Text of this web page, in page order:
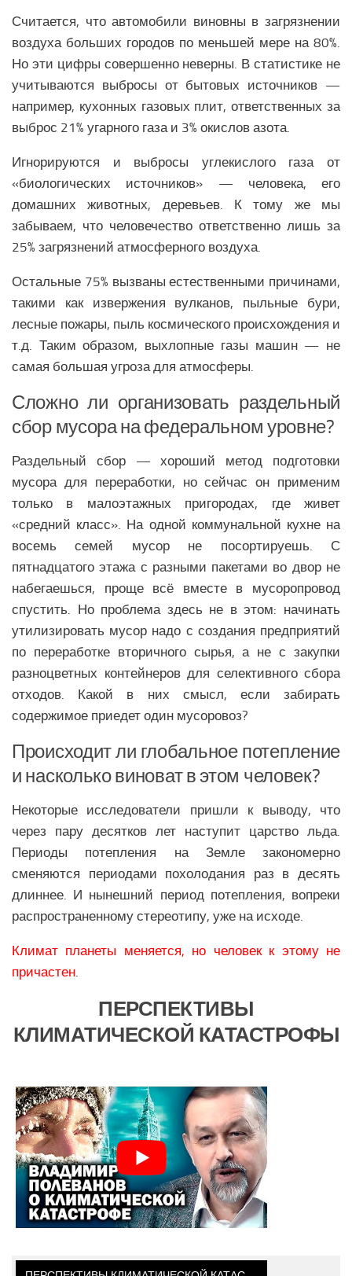
Считается, что автомобили виновны в загрязнении
воздуха больших городов по меньшей мере на 80%.
Но эти цифры совершенно неверны. В статистике не
учитываются выбросы от бытовых источников —
например, кухонных газовых плит, ответственных за
выброс 21% угарного газа и 3% окислов азота.
Игнорируются и выбросы углекислого газа от
«биологических источников» — человека, его
домашних животных, деревьев. К тому же мы
забываем, что человечество ответственно лишь за
25% загрязнений атмосферного воздуха.
Остальные 75% вызваны естественными причинами,
такими как извержения вулканов, пыльные бури,
лесные пожары, пыль космического происхождения и
т.д. Таким образом, выхлопные газы машин — не
самая большая угроза для атмосферы.
Сложно ли организовать раздельный
сбор мусора на федеральном уровне?
Раздельный сбор — хороший метод подготовки
мусора для переработки, но сейчас он применим
только в малоэтажных пригородах, где живет
«средний класс». На одной коммунальной кухне на
восемь семей мусор не посортируешь. С
пятнадцатого этажа с разными пакетами во двор не
набегаешься, проще всё вместе в мусоропровод
спустить. Но проблема здесь не в этом: начинать
утилизировать мусор надо с создания предприятий
по переработке вторичного сырья, а не с закупки
разноцветных контейнеров для селективного сбора
отходов. Какой в них смысл, если забирать
содержимое приедет один мусоровоз?
Происходит ли глобальное потепление
и насколько виноват в этом человек?
Некоторые исследователи пришли к выводу, что
через пару десятков лет наступит царство льда.
Периоды потепления на Земле закономерно
сменяются периодами похолодания раз в десять
длиннее. И нынешний период потепления, вопреки
распространенному стереотипу, уже на исходе.
Климат планеты меняется, но человек к этому не
причастен.
ПЕРСПЕКТИВЫ
КЛИМАТИЧЕСКОЙ КАТАСТРОФЫ